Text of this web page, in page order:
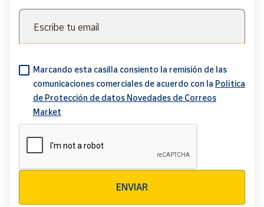
Escribe tu email
Marcando esta casilla consiento la remisión de las
comunicaciones comerciales de acuerdo con la Política
de Protección de datos Novedades de Correos
Market
ENVIAR